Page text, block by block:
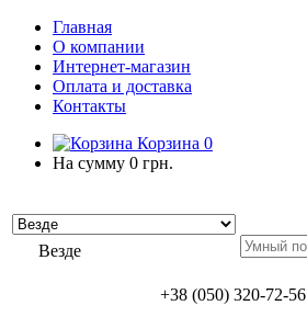
Главная
О компании
Интернет-магазин
Оплата и доставка
Контакты
Корзина 0
На сумму 0 грн.
Везде
+38 (050) 320-72-56